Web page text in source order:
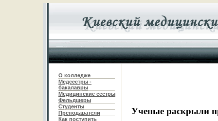
О колледже
Медсестры -
бакалавры
Медицинские сестры
Фельдшеры
Студенты
Преподаватели
Как поступить
Ученые раскрыли